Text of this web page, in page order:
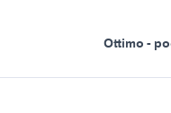
Ottimo -